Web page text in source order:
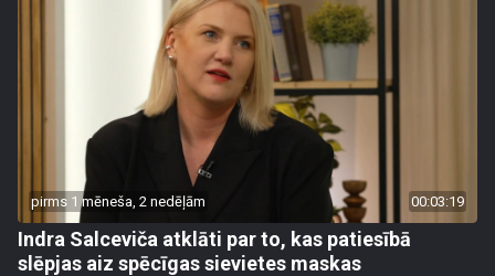
pirms 1 mēneša, 2 nedēļām 00:03:19
Indra Salceviča atklāti par to, kas patiesībā
slēpjas aiz spēcīgas sievietes maskas